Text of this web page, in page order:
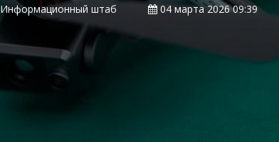
Информационный штаб 04 марта 2026 09:39